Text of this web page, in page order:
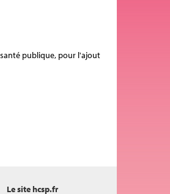
publique, pour l'ajout
Le site hcsp.fr